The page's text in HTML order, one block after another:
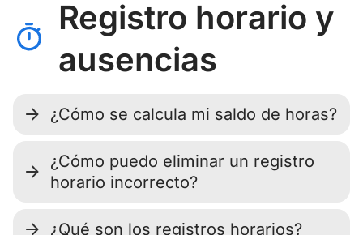
Registro horario y
ausencias
¿Cómo se calcula mi saldo de horas?
¿Cómo puedo eliminar un registro
horario incorrecto?
¿Qué son los registros horarios?